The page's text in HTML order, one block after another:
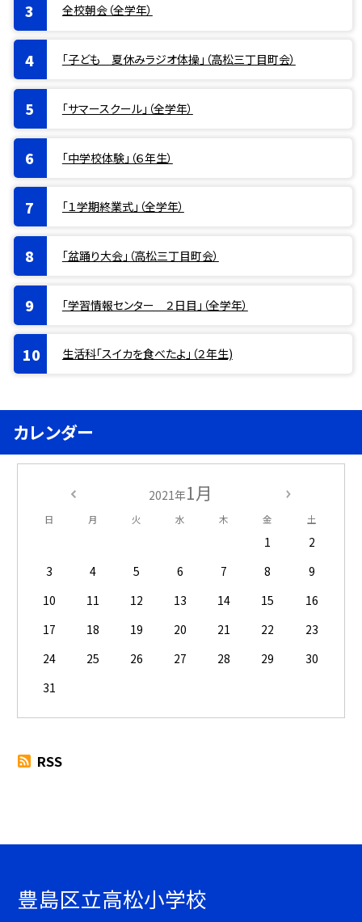
全校朝会（全学年）
「子ども 夏休みラジオ体操」（高松三丁目町会）
「サマースクール」（全学年）
「中学校体験」（６年生）
「１学期終業式」（全学年）
「盆踊り大会」（高松三丁目町会）
「学習情報センター ２日目」（全学年）
生活科「スイカを食べたよ」（２年生)
カレンダー
2021年1月
日 月 火 水 木 金 土
1
2
3
4 5 6 7 8
9
10
11 12 13 14 15
16
17
18 19 20 21 22
23
24
25 26 27 28 29
30
31
RSS
豊島区立高松小学校